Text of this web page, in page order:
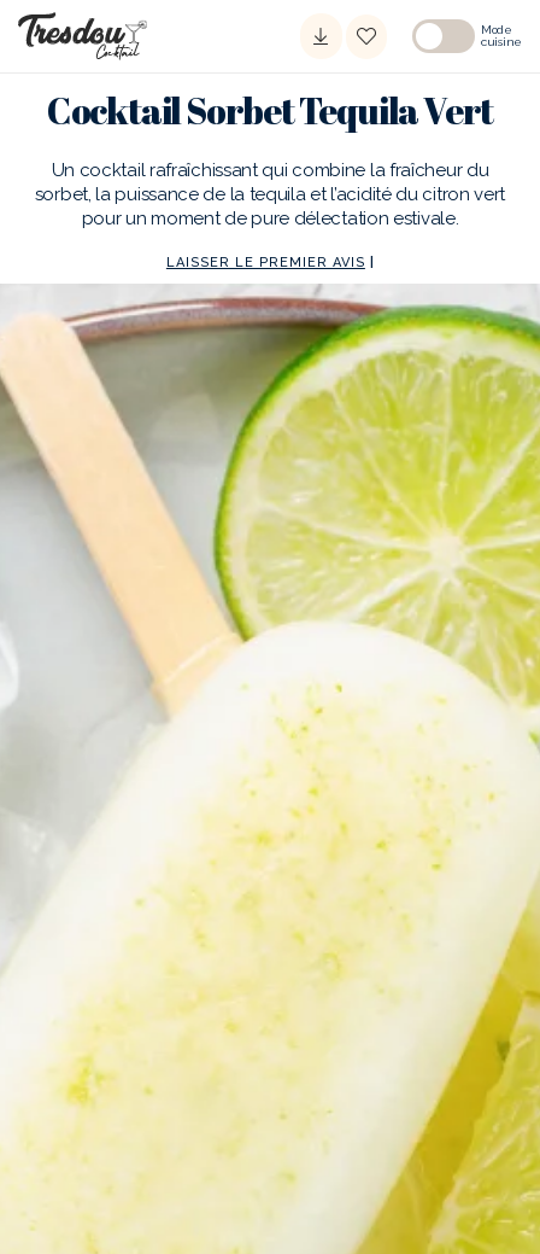
Mode
cuisine
Cocktail Sorbet Tequila Vert
Un cocktail rafraîchissant qui combine la fraîcheur du
sorbet, la puissance de la tequila et l’acidité du citron vert
pour un moment de pure délectation estivale.
LAISSER LE PREMIER AVIS